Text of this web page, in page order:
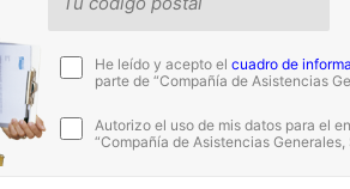
He leído y acepto elcuadro de
parte de “Compañía de Asistencias
Autorizo el uso de mis datos para el
“Compañía de Asistencias